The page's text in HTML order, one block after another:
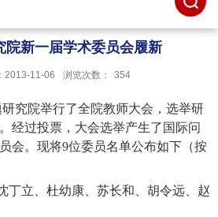
院新一届学术委员会履新
2013-11-06 浏览次数： 354
研究院举行了全院教师大会，选举研
经过投票，大会选举产生了国际问
会。现将9位委员名单公布如下（按
丁立、杜幼康、苏长和、胡令远、赵